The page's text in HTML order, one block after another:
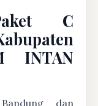
C
INTAN
dan